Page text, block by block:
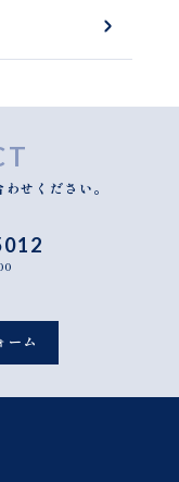
せください。
ーム